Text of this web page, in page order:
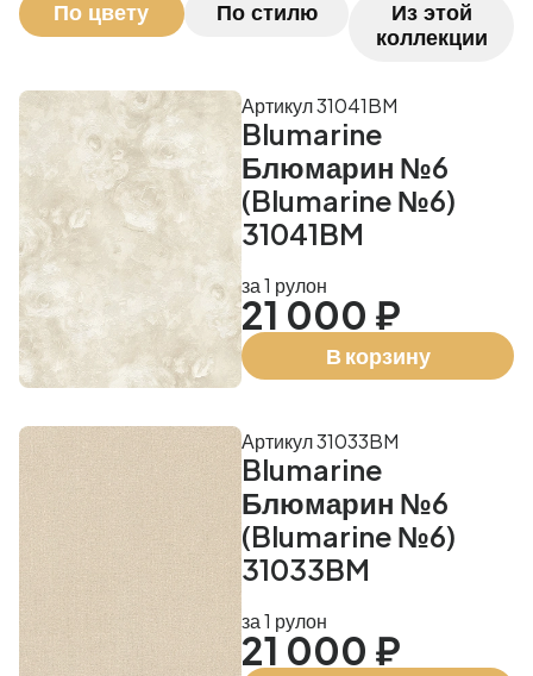
По цвету По стилю
Из этой
коллекции
Blumarine
Блюмарин №6
(Blumarine №6)
31041BM
Артикул 31041BM
за 1 рулон
21 000 ₽
В корзину
Blumarine
Блюмарин №6
(Blumarine №6)
31033BM
Артикул 31033BM
за 1 рулон
21 000 ₽